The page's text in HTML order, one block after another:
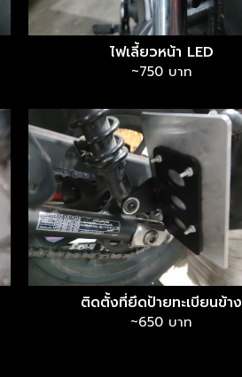
ไฟเลี้ยวหน้า LED
~750 บาท
ติดตั้งที่ยึดป้ายทะเบียนข้าง
~650 บาท